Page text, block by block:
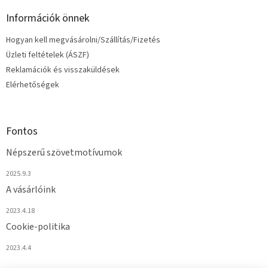
Információk önnek
Hogyan kell megvásárolni/Szállítás/Fizetés
Üzleti feltételek (ÁSZF)
Reklamációk és visszaküldések
Elérhetőségek
Fontos
Népszerű szövetmotívumok
2025.9.3
A vásárlóink
2023.4.18
Cookie-politika
2023.4.4